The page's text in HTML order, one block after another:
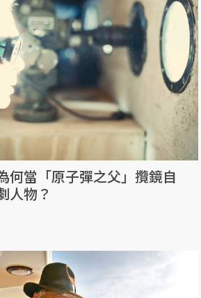
何當「原子彈之父」攬鏡自
人物？